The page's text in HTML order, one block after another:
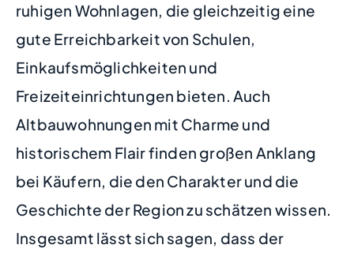
ruhigen Wohnlagen, die gleichzeitig eine
gute Erreichbarkeit von Schulen,
Einkaufsmöglichkeiten und
Freizeiteinrichtungen bieten. Auch
Altbauwohnungen mit Charme und
historischem Flair finden großen Anklang
bei Käufern, die den Charakter und die
Geschichte der Region zu schätzen wissen.
Insgesamt lässt sich sagen, dass der